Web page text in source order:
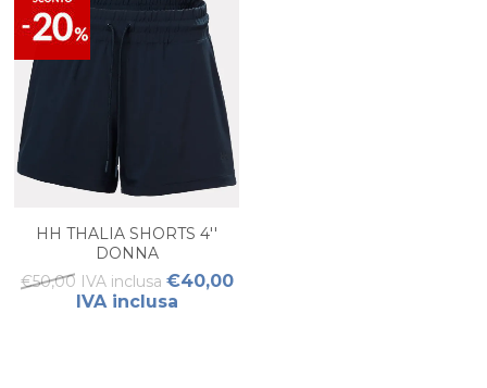
HH THALIA SHORTS 4''
DONNA
€50,00 IVA inclusa €40,00
IVA inclusa